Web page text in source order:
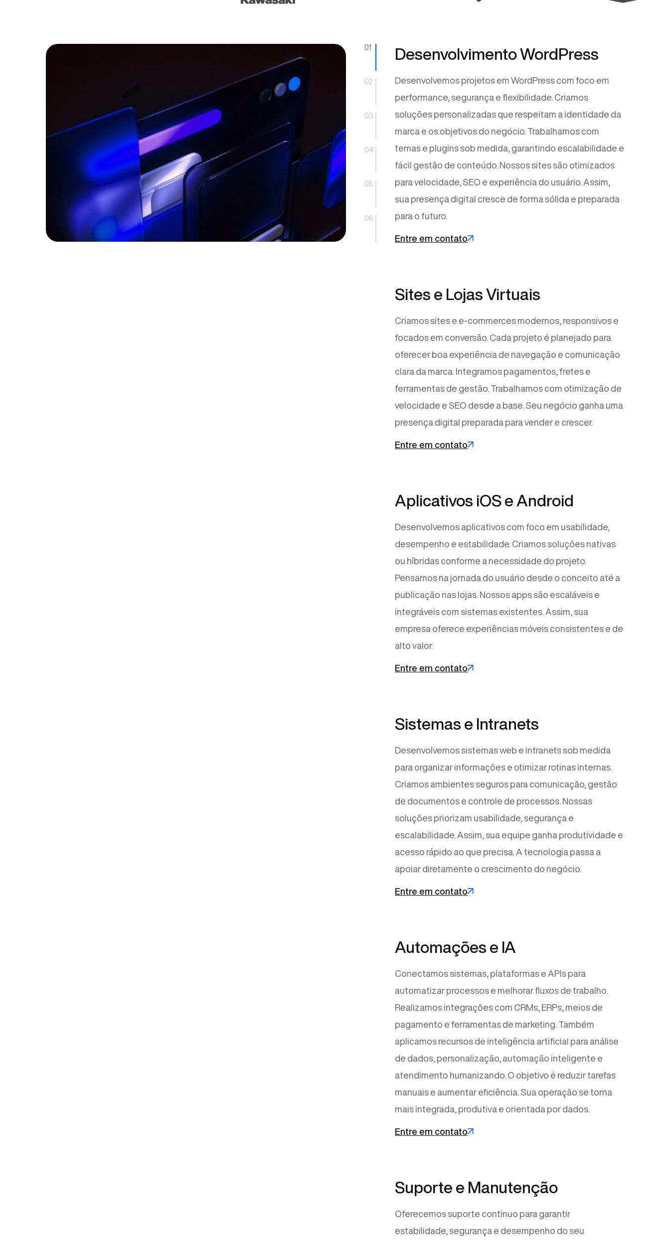
01
02
03
04
05
06
Desenvolvimento WordPress
Desenvolvemos projetos em WordPress com foco em
performance, segurança e flexibilidade. Criamos
soluções personalizadas que respeitam a identidade da
marca e os objetivos do negócio. Trabalhamos com
temas e plugins sob medida, garantindo escalabilidade e
fácil gestão de conteúdo. Nossos sites são otimizados
para velocidade, SEO e experiência do usuário. Assim,
sua presença digital cresce de forma sólida e preparada
para o futuro.
Entre em contato
Sites e Lojas Virtuais
Criamos sites e e-commerces modernos, responsivos e
focados em conversão. Cada projeto é planejado para
oferecer boa experiência de navegação e comunicação
clara da marca. Integramos pagamentos, fretes e
ferramentas de gestão. Trabalhamos com otimização de
velocidade e SEO desde a base. Seu negócio ganha uma
presença digital preparada para vender e crescer.
Entre em contato
Aplicativos iOS e Android
Desenvolvemos aplicativos com foco em usabilidade,
desempenho e estabilidade. Criamos soluções nativas
ou híbridas conforme a necessidade do projeto.
Pensamos na jornada do usuário desde o conceito até a
publicação nas lojas. Nossos apps são escaláveis e
integráveis com sistemas existentes. Assim, sua
empresa oferece experiências móveis consistentes e de
alto valor.
Entre em contato
Sistemas e Intranets
Desenvolvemos sistemas web e intranets sob medida
para organizar informações e otimizar rotinas internas.
Criamos ambientes seguros para comunicação, gestão
de documentos e controle de processos. Nossas
soluções priorizam usabilidade, segurança e
escalabilidade. Assim, sua equipe ganha produtividade e
acesso rápido ao que precisa. A tecnologia passa a
apoiar diretamente o crescimento do negócio.
Entre em contato
Automações e IA
Conectamos sistemas, plataformas e APIs para
automatizar processos e melhorar fluxos de trabalho.
Realizamos integrações com CRMs, ERPs, meios de
pagamento e ferramentas de marketing. Também
aplicamos recursos de inteligência artificial para análise
de dados, personalização, automação inteligente e
atendimento humanizando. O objetivo é reduzir tarefas
manuais e aumentar eficiência. Sua operação se torna
mais integrada, produtiva e orientada por dados.
Entre em contato
Suporte e Manutenção
Oferecemos suporte contínuo para garantir
estabilidade, segurança e desempenho do seu